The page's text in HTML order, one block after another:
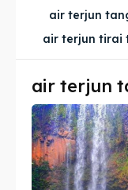
air terjun
air terjun tirai
air terjun